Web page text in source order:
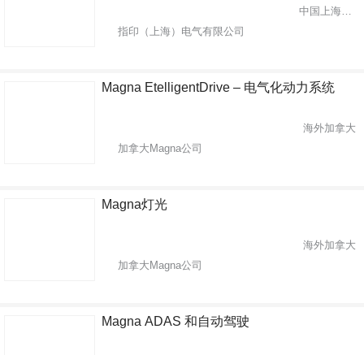
中国上海市青浦区
指印（上海）电气有限公司
Magna EtelligentDrive – 电气化动力系统
海外加拿大
加拿大Magna公司
Magna灯光
海外加拿大
加拿大Magna公司
Magna ADAS 和自动驾驶